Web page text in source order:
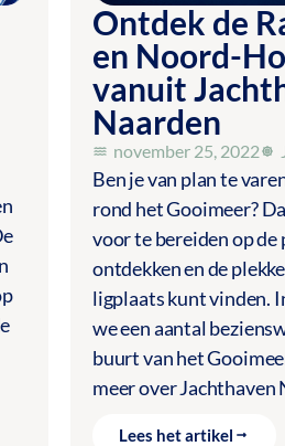
Ontdek de
en Noord-
vanuit
Naarden
november 25, 2022
Ben je van plan te
rond het Gooimeer?
voor te bereiden op de
ontdekken en de
ligplaats kunt vinden.
we een aantal
buurt van het
meer over Jachthaven
Lees het artikel